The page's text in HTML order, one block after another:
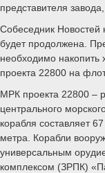
представителя
Собеседник Новостей
будет продолжена.
необходимо накопить
проекта 22800 на
МРК проекта 22800 –
центрального
корабля составляет
метра. Корабли
универсальным
комплексом (ЗРПК)